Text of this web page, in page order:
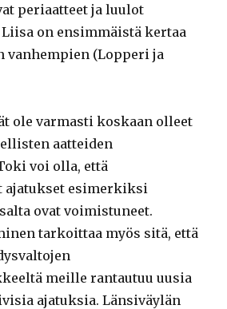
periaatteet ja luulot
on ensimmäistä kertaa
vanhempien (Lopperi ja
ole varmasti koskaan olleet
aatteiden
voi olla, että
ajatukset esimerkiksi
ovat voimistuneet.
tarkoittaa myös sitä, että
meille rantautuu uusia
ajatuksia. Länsiväylän